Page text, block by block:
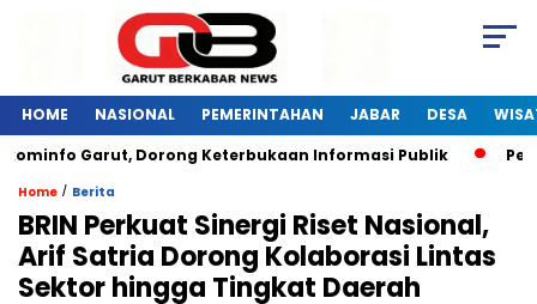
HOME NASIONAL PEMERINTAHAN JABAR DESA
Garut, Dorong Keterbukaan Informasi Publik
Home / Berita
BRIN Perkuat Sinergi Riset Nasional,
Arif Satria Dorong Kolaborasi Lintas
Sektor hingga Tingkat Daerah